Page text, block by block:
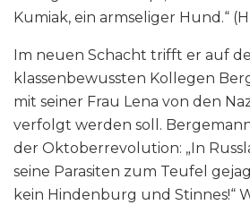
Kumiak, ein armseliger Hund.“
Im neuen Schacht trifft er auf
klassenbewussten Kollegen
mit seiner Frau Lena von den
verfolgt werden soll.
der Oktoberrevolution: „In
seine Parasiten zum Teufel
kein Hindenburg und Stinnes!“